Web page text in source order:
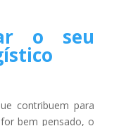
o seu
contribuem para
bem pensado, o